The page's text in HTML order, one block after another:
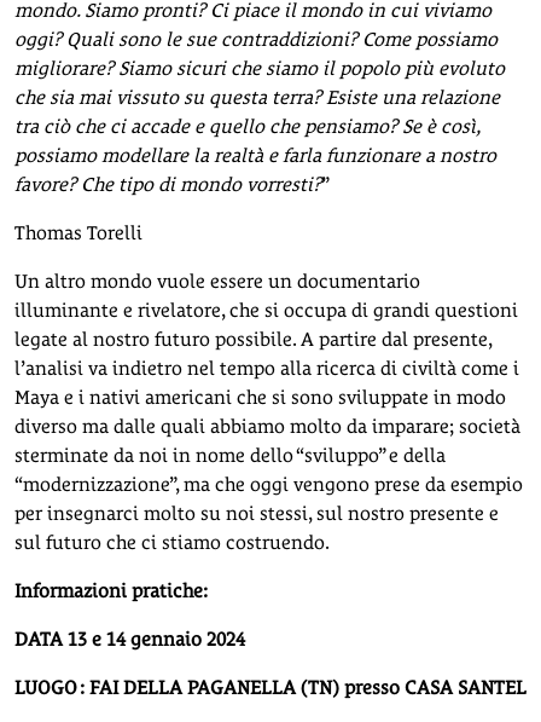
mondo. Siamo pronti? Ci piace il mondo in cui viviamo
oggi? Quali sono le sue contraddizioni? Come possiamo
migliorare? Siamo sicuri che siamo il popolo più evoluto
che sia mai vissuto su questa terra? Esiste una relazione
tra ciò che ci accade e quello che pensiamo? Se è così,
possiamo modellare la realtà e farla funzionare a nostro
favore? Che tipo di mondo vorresti?”
Thomas Torelli
Un altro mondo vuole essere un documentario
illuminante e rivelatore, che si occupa di grandi questioni
legate al nostro futuro possibile. A partire dal presente,
l’analisi va indietro nel tempo alla ricerca di civiltà come i
Maya e i nativi americani che si sono sviluppate in modo
diverso ma dalle quali abbiamo molto da imparare; società
sterminate da noi in nome dello “sviluppo” e della
“modernizzazione”, ma che oggi vengono prese da esempio
per insegnarci molto su noi stessi, sul nostro presente e
sul futuro che ci stiamo costruendo.
Informazioni pratiche:
DATA 13 e 14 gennaio 2024
LUOGO : FAI DELLA PAGANELLA (TN) presso CASA SANTEL